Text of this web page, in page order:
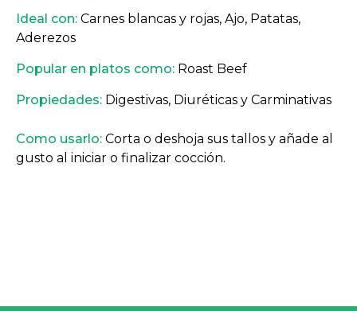
Ideal con: Carnes blancas y rojas, Ajo, Patatas,
Aderezos
Popular en platos como: Roast Beef
Propiedades: Digestivas, Diuréticas y Carminativas
Como usarlo: Corta o deshoja sus tallos y añade al
gusto al iniciar o finalizar cocción.